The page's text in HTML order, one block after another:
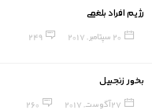
رژیم افراد بلغمی
20 سپتامبر, 2017 249
بخور زنجبیل
27 آگوست, 2017 260